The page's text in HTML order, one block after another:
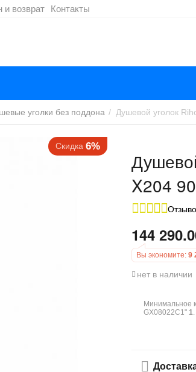
возврат Контакты
уголки без поддона /
X204
144
Вы экономите: 9
нет в наличии
Минимальное
GX08022C1" 1.